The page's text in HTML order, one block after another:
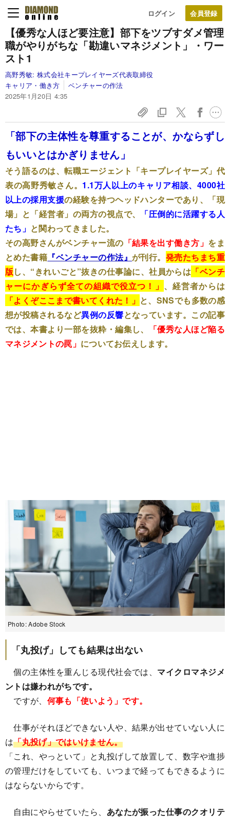
ログイン
【優秀な人ほど要注意】部下をツブすダメ管理
職がやりがちな「勘違いマネジメント」・ワー
スト1
高野秀敏: 株式会社キープレイヤーズ代表取締役
キャリア・働き方
ベンチャーの作法
2025年1月20日 4:35
「部下の主体性を尊重することが、かならずし
もいいとはかぎりません」
そう語るのは、転職エージェント「キープレイヤーズ」代
表の高野秀敏さん。 1.1万人以上のキャリア相談、4000社
以上の採用支援の経験を持つヘッドハンターであり、「現
場」と「経営者」の両方の視点で、
「圧倒的に活躍する人
たち」 と関わってきました。
その高野さんがベンチャー流の 「結果を出す働き方」 をま
とめた書籍 『ベンチャーの作法』が刊行。 発売たちまち重
版し、“きれいごと”抜きの仕事論に、社員からは 「ベンチ
ャーにかぎらず全ての組織で役立つ！」 、経営者からは
「よくぞここまで書いてくれた！」 と、SNSでも多数の感
想が投稿されるなど異例の反響となっています。この記事
では、本書より一部を抜粋・編集し、
「優秀な人ほど陥る
マネジメントの罠」 についてお伝えします。
Photo: Adobe Stock
「丸投げ」しても結果は出ない
個の主体性を重んじる現代社会では、 マイクロマネジメ
ントは嫌われがちです。
ですが、 何事も「使いよう」です。
仕事がそれほどできない人や、結果が出せていない人に
は「丸投げ」ではいけません。
「これ、やっといて」と丸投げして放置して、数字や進捗
の管理だけをしていても、いつまで経ってもできるように
はならないからです。
自由にやらせていたら、 あなたが振った仕事のクオリテ